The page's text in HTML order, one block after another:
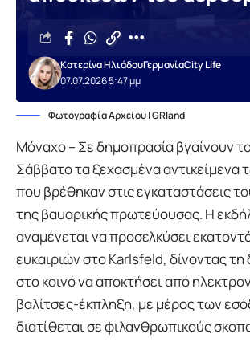
07.07.2026 5:47 μμ
Κατερίνα ΗλιάδουΓερμανίαCity Life
Φωτογραφία Αρχείου | GRland
Μόναχο – Σε δημοπρασία βγαίνουν
Σάββατο τα ξεχασμένα αντικείμενα
που βρέθηκαν στις εγκαταστάσεις
της βαυαρικής πρωτεύουσας. Η
αναμένεται να προσελκύσει
ευκαιριών στο Karlsfeld, δίνοντας
στο κοινό να αποκτήσει από
βαλίτσες-έκπληξη, με μέρος των
διατίθεται σε φιλανθρωπικούς